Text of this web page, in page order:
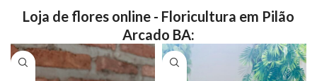
Loja de flores online - Floricultura em Pilão
Arcado BA: